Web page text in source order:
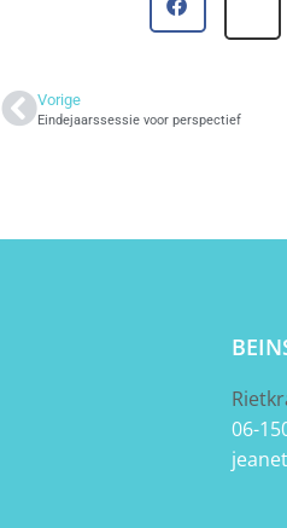
Vorige
Eindejaarssessie voor perspectief
06-